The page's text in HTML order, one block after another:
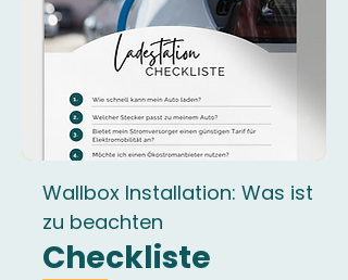
Wallbox Installation: Was ist
zu beachten
Checkliste